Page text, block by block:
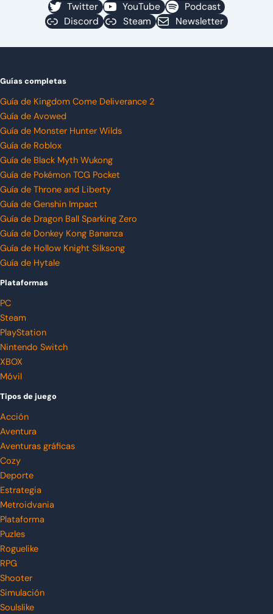
Twitter YouTube
Podcast
Discord
Steam Newsletter
Guías completas
Guía de Kingdom Come Deliverance 2
Guía de Avowed
Guía de Monster Hunter Wilds
Guía de Roblox
Guía de Black Myth Wukong
Guía de Pokémon TCG Pocket
Guía de Throne and Liberty
Guía de Genshin Impact
Guía de Dragon Ball Sparking Zero
Guía de Donkey Kong Bananza
Guía de Hollow Knight Silksong
Guía de Hytale
Plataformas
PC
Steam
PlayStation
Nintendo Switch
XBOX
Móvil
Tipos de juego
Acción
Aventura
Aventuras gráficas
Cozy
Deporte
Estrategia
Metroidvania
Plataforma
Puzles
Roguelike
RPG
Shooter
Simulación
Soulslike